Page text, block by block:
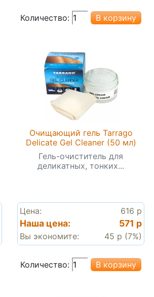
Количество:
Очищающий гель Tarrago
Delicate Gel Cleaner (50 мл)
Гель-очиститель для
деликатных, тонких...
Цена: 616 р
Наша цена: 571 р
Вы экономите: 45 р (7%)
Количество: